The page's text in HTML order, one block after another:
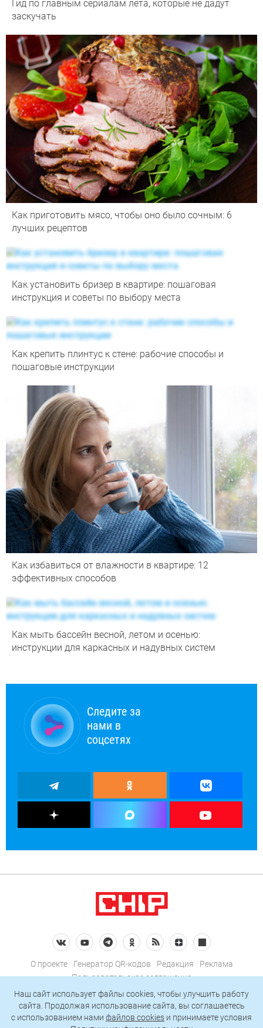
Гид по главным сериалам лета, которые не дадут
заскучать
Как приготовить мясо, чтобы оно было сочным: 6
лучших рецептов
Как установить бризер в квартире: пошаговая
инструкция и советы по выбору места
Как крепить плинтус к стене: рабочие способы и
пошаговые инструкции
Как избавиться от влажности в квартире: 12
эффективных способов
Как мыть бассейн весной, летом и осенью:
инструкции для каркасных и надувных систем
Следите за
нами в
соцсетях
О проекте Генератор QR-кодов Редакция
Реклама
Пользовательское соглашение
Политика конфиденциальности
Подписаться на рассылку
Наш сайт использует файлы cookies, чтобы улучшить работу
сайта. Продолжая использование сайта, вы соглашаетесь
c использованием нами файлов cookies и принимаете условия